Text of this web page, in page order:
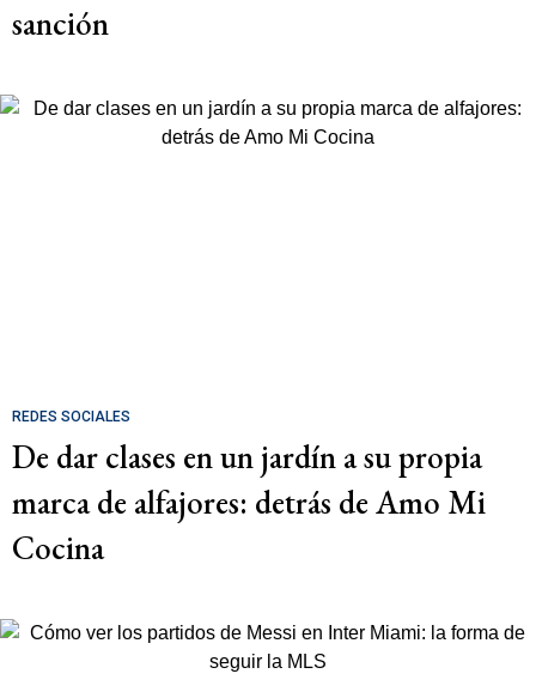
sanción
REDES SOCIALES
De dar clases en un jardín a su propia
marca de alfajores: detrás de Amo Mi
Cocina